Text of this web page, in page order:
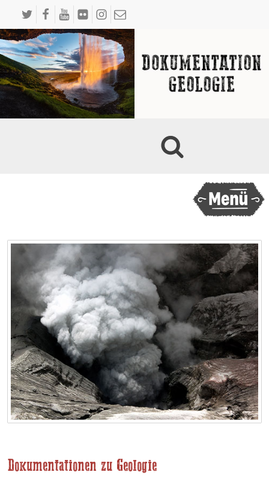
Dokumentationen zu Geologie